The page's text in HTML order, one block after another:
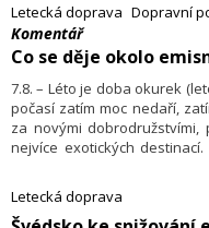
Letecká doprava Dopravní
​Komentář
Co se děje okolo
7.8. – Léto je doba okurek
počasí zatím moc nedaří,
za novými
nejvíce exotických
Letecká doprava